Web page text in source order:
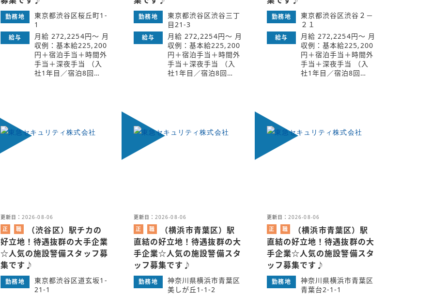
勤務地
東京都渋谷区桜丘町1-
1
給与
月給 272,2254円～ 月
収例：基本給225,200
円＋宿泊手当＋時間外
手当＋深夜手当 （入
社1年目／宿泊8回…
勤務地
東京都渋谷区渋谷三丁
目21-3
給与
月給 272,2254円～ 月
収例：基本給225,200
円＋宿泊手当＋時間外
手当＋深夜手当 （入
社1年目／宿泊8回…
勤務地
東京都渋谷区渋谷２－
２１
給与
月給 272,2254円～ 月
収例：基本給225,200
円＋宿泊手当＋時間外
手当＋深夜手当 （入
社1年目／宿泊8回…
更新日：2026-08-06
正
社
員
職
業
紹
介
（渋谷区）駅チカの
好立地！待遇抜群の大手企業
☆人気の施設警備スタッフ募
集です♪
勤務地
東京都渋谷区道玄坂1‐
21-1
更新日：2026-08-06
正
社
員
職
業
紹
介
（横浜市青葉区）駅
直結の好立地！待遇抜群の大
手企業☆人気の施設警備スタ
ッフ募集です♪
勤務地
神奈川県横浜市青葉区
美しが丘1-1-2
更新日：2026-08-06
正
社
員
職
業
紹
介
（横浜市青葉区）駅
直結の好立地！待遇抜群の大
手企業☆人気の施設警備スタ
ッフ募集です♪
勤務地
神奈川県横浜市青葉区
青葉台2-1-1